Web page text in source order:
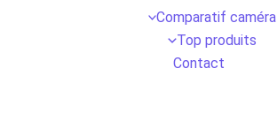
Comparatif caméra
Top produits
Contact